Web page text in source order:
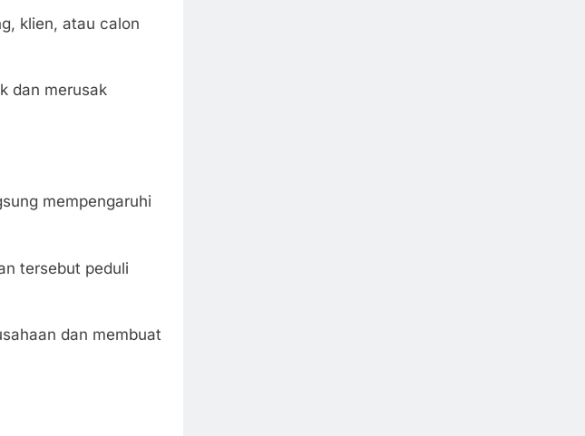
klien, atau calon
dan merusak
mempengaruhi
tersebut peduli
dan membuat